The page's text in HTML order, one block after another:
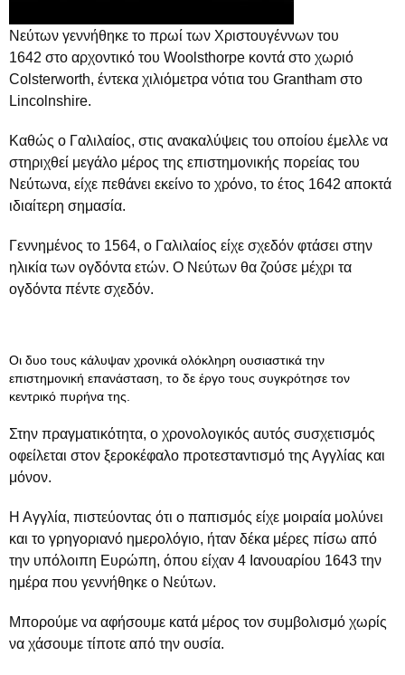
Νεύτων γεννήθηκε το πρωί των Χριστουγέννων του
1642 στο αρχοντικό του Woolsthorpe κοντά στο χωριό
Colsterworth, έντεκα χιλιόμετρα νότια του Grantham στο
Lincolnshire.
Καθώς ο Γαλιλαίος, στις ανακαλύψεις του οποίου έμελλε να
στηριχθεί μεγάλο μέρος της επιστημονικής πορείας του
Νεύτωνα, είχε πεθάνει εκείνο το χρόνο, το έτος 1642 αποκτά
ιδιαίτερη σημασία.
Γεννημένος το 1564, ο Γαλιλαίος είχε σχεδόν φτάσει στην
ηλικία των ογδόντα ετών. Ο Νεύτων θα ζούσε μέχρι τα
ογδόντα πέντε σχεδόν.
Οι δυο τους κάλυψαν χρονικά ολόκληρη ουσιαστικά την
επιστημονική επανάσταση, το δε έργο τους συγκρότησε τον
κεντρικό πυρήνα της.
Στην πραγματικότητα, ο χρονολογικός αυτός συσχετισμός
οφείλεται στον ξεροκέφαλο προτεσταντισμό της Αγγλίας και
μόνον.
Η Αγγλία, πιστεύοντας ότι ο παπισμός είχε μοιραία μολύνει
και το γρηγοριανό ημερολόγιο, ήταν δέκα μέρες πίσω από
την υπόλοιπη Ευρώπη, όπου είχαν 4 Ιανουαρίου 1643 την
ημέρα που γεννήθηκε ο Νεύτων.
Μπορούμε να αφήσουμε κατά μέρος τον συμβολισμό χωρίς
να χάσουμε τίποτε από την ουσία.